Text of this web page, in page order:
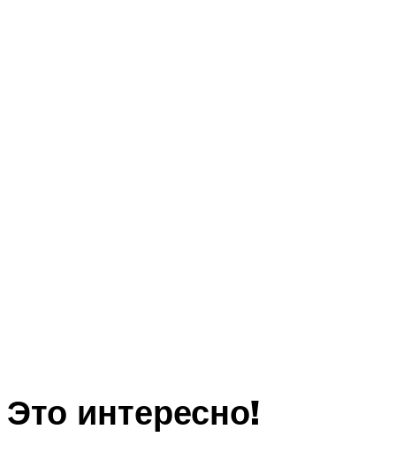
Это интересно!